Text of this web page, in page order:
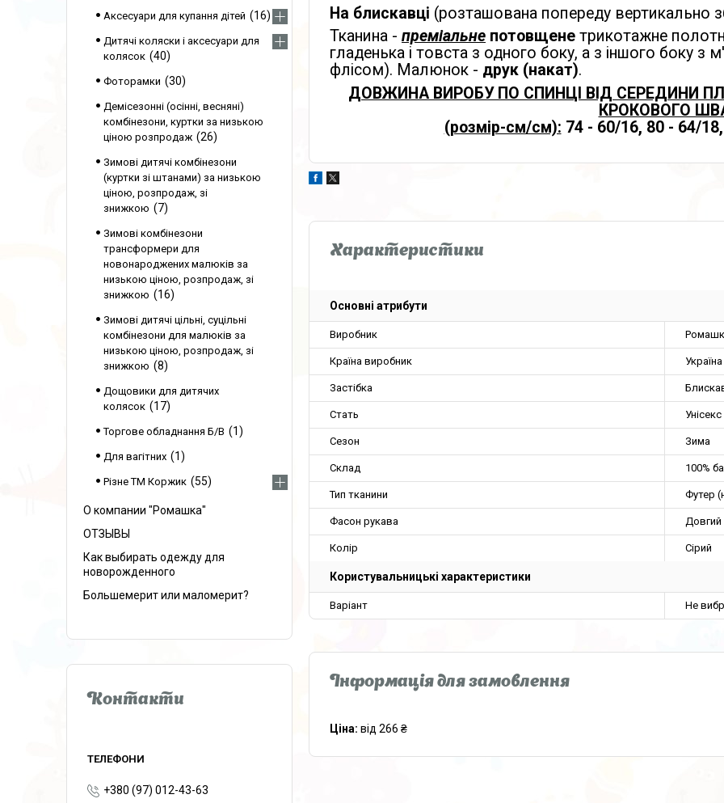
На блискавці (розташована попереду вертикально
Тканина - преміальне потовщене трикотажне
гладенька і товста з одного боку, а з іншого боку
флісом). Малюнок - друк (накат).
ДОВЖИНА ВИРОБУ ПО СПИНЦІ ВІД СЕРЕДИНИ
КРОКОВОГО
(розмір-см/см): 74 - 60/16, 80 - 64/
Характеристики
Основні атрибути
Виробник
Країна виробник Україна
Застібка
Стать Унісекс
Сезон Зима
Склад 100%
Тип тканини Футер
Фасон рукава Довгий
Колір Сірий
Користувальницькі характеристики
Варіант Не
Інформація для замовлення
Ціна: від 266 ₴
Аксесуари для купання дітей 16
Дитячі коляски і аксесуари для
колясок
40
Фоторамки 30
Демісезонні (осінні, весняні)
комбінезони, куртки за низькою
ціною розпродаж
26
Зимові дитячі комбінезони
(куртки зі штанами) за низькою
ціною, розпродаж, зі
знижкою
7
Зимові комбінезони
трансформери для
новонароджених малюків за
низькою ціною, розпродаж, зі
знижкою
16
Зимові дитячі цільні, суцільні
комбінезони для малюків за
низькою ціною, розпродаж, зі
знижкою
8
Дощовики для дитячих
колясок
17
Торгове обладнання Б/В 1
Для вагітних 1
Різне ТМ Коржик 55
О компании "Ромашка"
ОТЗЫВЫ
Как выбирать одежду для
новорожденного
Большемерит или маломерит?
Контакти
+380 (97) 012-43-63